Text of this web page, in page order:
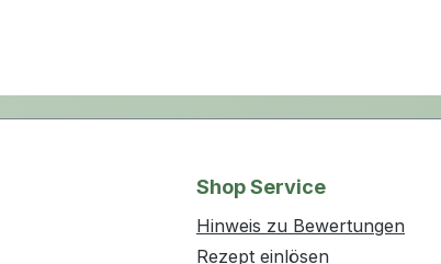
Shop Service
Hinweis zu Bewertungen
Rezept einlösen